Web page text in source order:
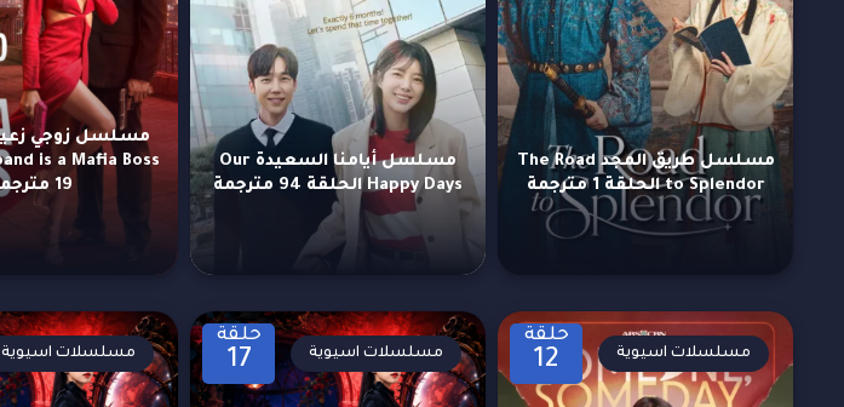
مسلسل طريق المجد The Road
to Splendor الحلقة 1 مترجمة
مسلسل أيامنا السعيدة Our
Happy Days الحلقة 94 مترجمة
19 مترجمة
حلقة
12 مسلسلات اسيوية
حلقة
17 مسلسلات اسيوية مسلسلات اسيوية